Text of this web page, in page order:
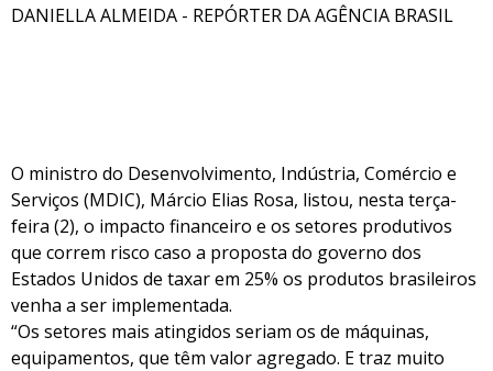
DANIELLA ALMEIDA - REPÓRTER DA AGÊNCIA BRASIL
O ministro do Desenvolvimento, Indústria, Comércio e
Serviços (MDIC), Márcio Elias Rosa, listou, nesta terça-
feira (2), o impacto financeiro e os setores produtivos
que correm risco caso a proposta do governo dos
Estados Unidos de taxar em 25% os produtos brasileiros
venha a ser implementada.
“Os setores mais atingidos seriam os de máquinas,
equipamentos, que têm valor agregado. E traz muito